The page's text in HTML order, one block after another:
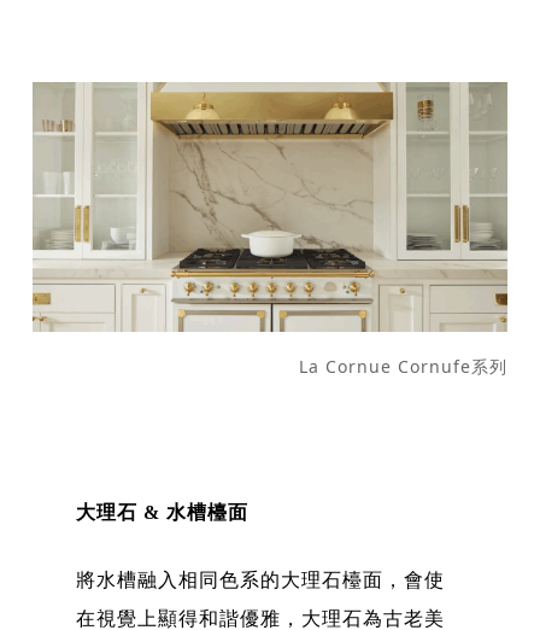
La Cornue Cornufe系列
大理石 & 水槽檯面
將水槽融入相同色系的大理石檯面，會使
在視覺上顯得和諧優雅，大理石為古老美